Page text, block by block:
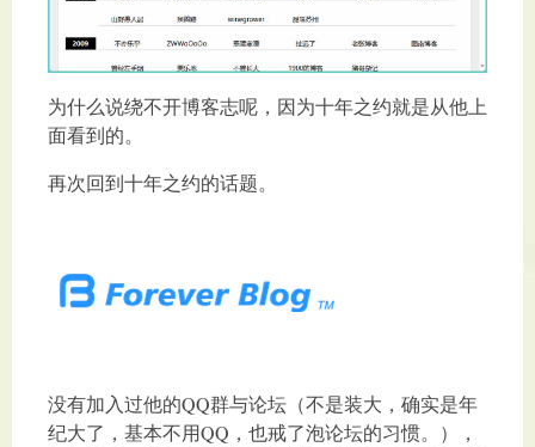
为什么说绕不开博客志呢，因为十年之约就是从他上
面看到的。
再次回到十年之约的话题。
没有加入过他的QQ群与论坛（不是装大，确实是年
纪大了，基本不用QQ，也戒了泡论坛的习惯。），